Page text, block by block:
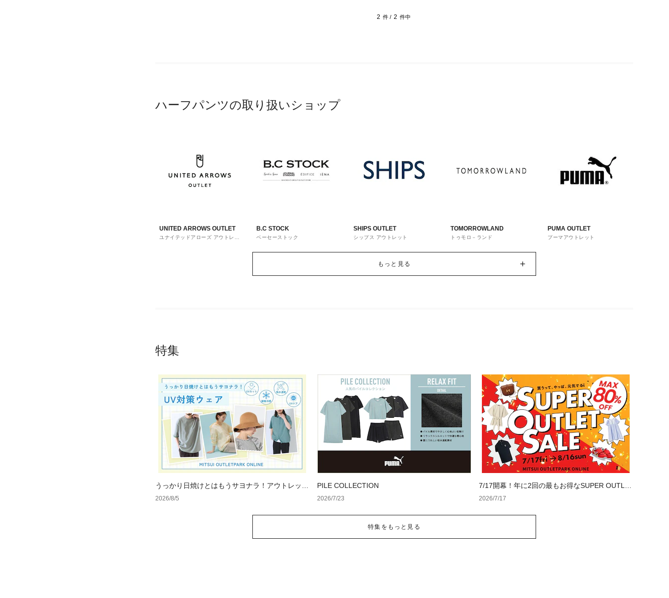
2 件 / 2 件中
ハーフパンツの取り扱いショップ
UNITED ARROWS OUTLET
ユナイテッドアローズ アウトレッ
B.C STOCK
ベーセーストック
SHIPS OUTLET
シップス アウトレット
TOMORROWLAND
トゥモロ－ランド
PUMA OUTLET
プーマアウトレット
もっと見る
特集
うっかり日焼けとはもうサヨナラ！アウトレット
で見つけるUV対策ウェア
2026/8/5
PILE COLLECTION
2026/7/23
7/17開幕！年に2回の最もお得なSUPER OUTLE
T SALE
2026/7/17
特集をもっと見る